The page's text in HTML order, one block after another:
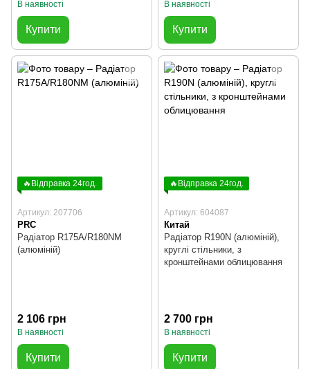
В наявності
Купити
В наявності
Купити
🔥Відправка 24год.
Артикул: 207706
PRC
Радіатор R175A/R180NM
(алюміній)
2 106 грн
В наявності
Купити
🔥Відправка 24год.
Артикул: 604087
Китай
Радіатор R190N (алюміній),
круглі стільники, з
кронштейнами облицювання
2 700 грн
В наявності
Купити